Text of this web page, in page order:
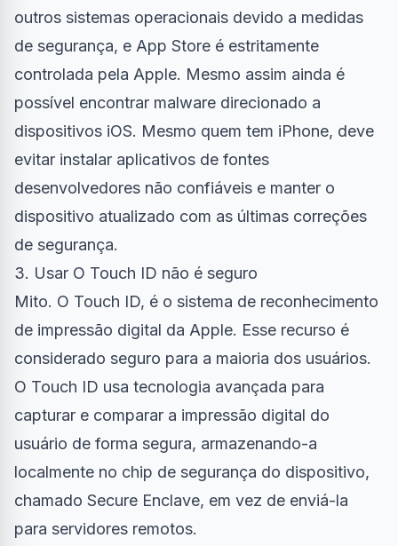
outros sistemas operacionais devido a medidas
de segurança, e App Store é estritamente
controlada pela Apple. Mesmo assim ainda é
possível encontrar malware direcionado a
dispositivos iOS. Mesmo quem tem iPhone, deve
evitar instalar aplicativos de fontes
desenvolvedores não confiáveis e manter o
dispositivo atualizado com as últimas correções
de segurança.
3. Usar O Touch ID não é seguro
Mito. O Touch ID, é o sistema de reconhecimento
de impressão digital da Apple. Esse recurso é
considerado seguro para a maioria dos usuários.
O Touch ID usa tecnologia avançada para
capturar e comparar a impressão digital do
usuário de forma segura, armazenando-a
localmente no chip de segurança do dispositivo,
chamado Secure Enclave, em vez de enviá-la
para servidores remotos.